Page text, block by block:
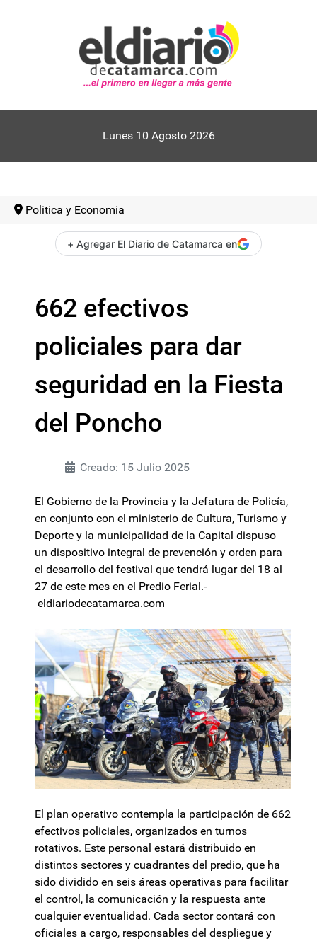
Lunes 10 Agosto 2026
Politica y Economia
+ Agregar El Diario de Catamarca en
662 efectivos
policiales para dar
seguridad en la Fiesta
del Poncho
Creado: 15 Julio 2025
El Gobierno de la Provincia y la Jefatura de Policía,
en conjunto con el ministerio de Cultura, Turismo y
Deporte y la municipalidad de la Capital dispuso
un dispositivo integral de prevención y orden para
el desarrollo del festival que tendrá lugar del 18 al
27 de este mes en el Predio Ferial.-
eldiariodecatamarca.com
El plan operativo contempla la participación de 662
efectivos policiales, organizados en turnos
rotativos. Este personal estará distribuido en
distintos sectores y cuadrantes del predio, que ha
sido dividido en seis áreas operativas para facilitar
el control, la comunicación y la respuesta ante
cualquier eventualidad. Cada sector contará con
oficiales a cargo, responsables del despliegue y